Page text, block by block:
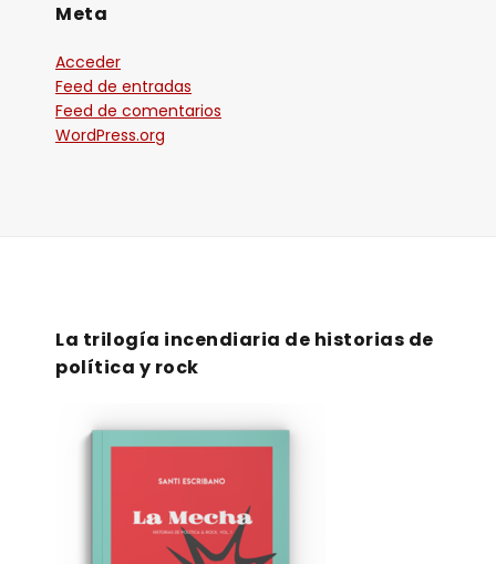
Meta
Acceder
Feed de entradas
Feed de comentarios
WordPress.org
La trilogía incendiaria de historias de
política y rock